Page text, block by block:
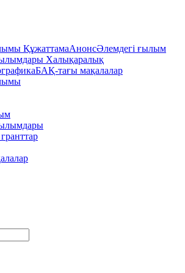
ҚұжаттамаАнонсӘлемдегі ғылым
Халықаралық
БАҚ-тағы мақалалар